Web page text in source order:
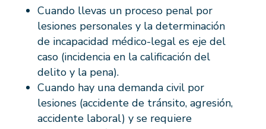
Cuando llevas un proceso penal por
lesiones personales y la determinación
de incapacidad médico-legal es eje del
caso (incidencia en la calificación del
delito y la pena).
Cuando hay una demanda civil por
lesiones (accidente de tránsito, agresión,
accidente laboral) y se requiere